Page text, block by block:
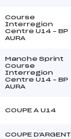
Course
Interregion
Centre U14 – BP
AURA
Manche Sprint
Course
Interregion
Centre U14 – BP
AURA
COUPE A U14
COUPE D'ARGENT